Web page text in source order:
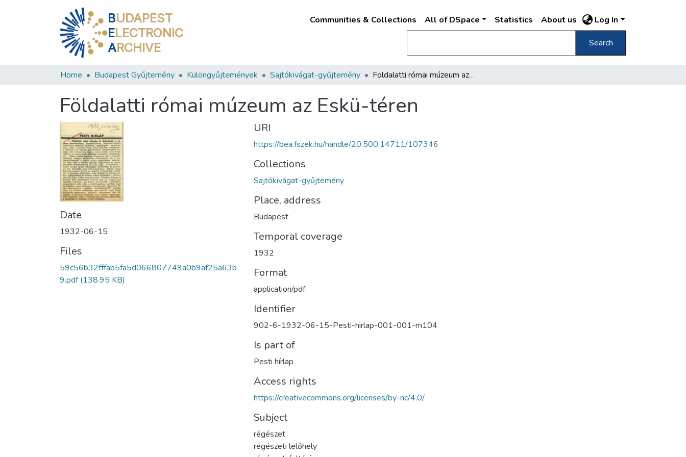
BUDAPEST
ELECTRONIC
ARCHIVE
Communities & Collections All of DSpace Statistics About us Log In
Search
Home Budapest Gyűjtemény Különgyűjtemények Sajtókivágat-gyűjtemény Földalatti római múzeum az Eskü-téren
Földalatti római múzeum az Eskü-téren
Date
1932-06-15
Files
59c56b32fffab5fa5d066807749a0b9af25a63b
9.pdf(138.95 KB)
URI
https://bea.fszek.hu/handle/20.500.14711/107346
Collections
Sajtókivágat-gyűjtemény
Place, address
Budapest
Temporal coverage
1932
Format
application/pdf
Identifier
902-6-1932-06-15-Pesti-hirlap-001-001-m104
Is part of
Pesti hírlap
Access rights
https://creativecommons.org/licenses/by-nc/4.0/
Subject
régészet
régészeti lelőhely